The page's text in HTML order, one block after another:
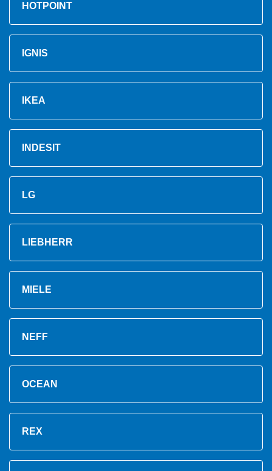
HOTPOINT
IGNIS
IKEA
INDESIT
LG
LIEBHERR
MIELE
NEFF
OCEAN
REX